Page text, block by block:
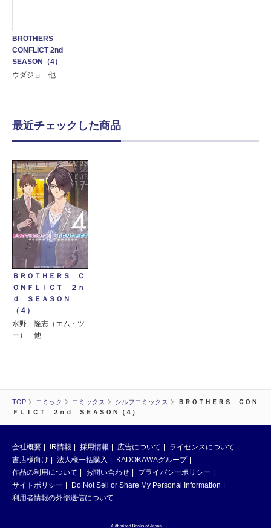
TOP コミック コミックス シルフコミックス
ＢＲＯＴＨＥＲＳ ＣＯＮ
ＦＬＩＣＴ ２ｎｄ ＳＥＡＳＯＮ（４）
BROTHERS
CONFLICT 2nd
SEASON（4）
ウダジョ 他
最近チェックした商品
ＢＲＯＴＨＥＲＳ Ｃ
ＯＮＦＬＩＣＴ ２ｎ
ｄ ＳＥＡＳＯＮ
（４）
水野 隆志（エム・ツ
ー） 他
会社概要 IR情報 採用情報 広告について
ライセンスについて
書店様向け
法人様一括購入
KADOKAWAグループ
作品の利用について
お問い合わせ
プライバシーポリシー
サイトポリシー
Do Not Sell or Share My Personal Information
利用者情報の外部送信について